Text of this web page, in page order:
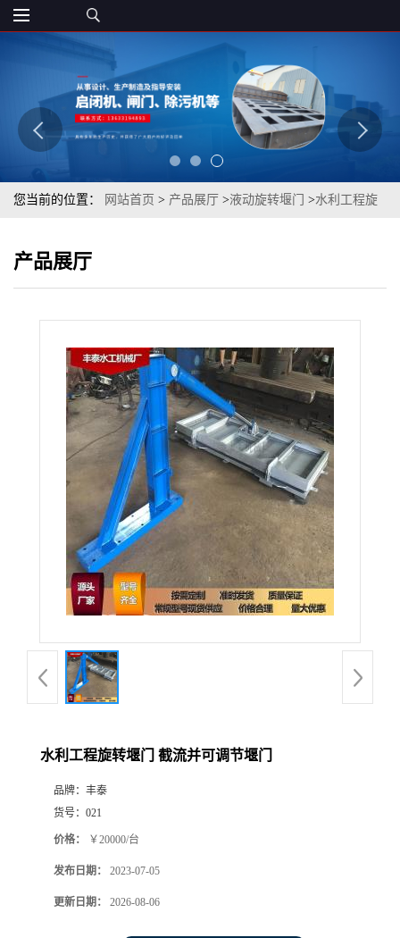
您当前的位置： 网站首页 > 产品展厅 >液动旋转堰门 >水利工程旋
产品展厅
水利工程旋转堰门 截流并可调节堰门
品牌： 丰泰
货号： 021
价格： ￥20000/台
发布日期： 2023-07-05
更新日期： 2026-08-06